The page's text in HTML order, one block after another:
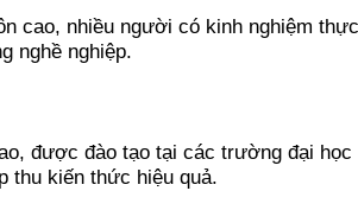
cao, nhiều người có kinh nghiệm
nghề nghiệp.
được đào tạo tại các trường đại
thu kiến thức hiệu quả.